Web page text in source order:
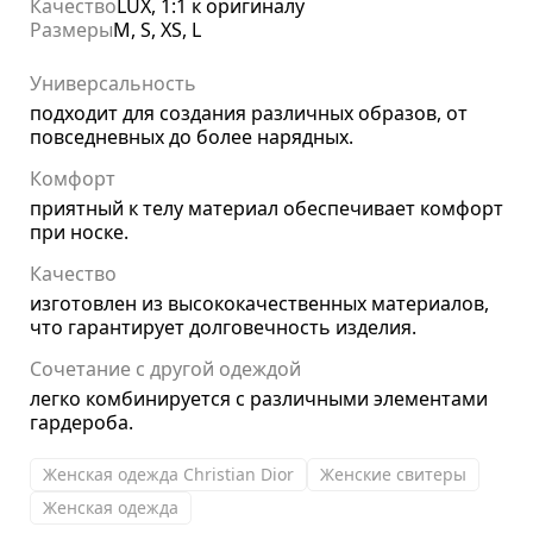
КачествоLUX, 1:1 к оригиналу
РазмерыM, S, XS, L
Универсальность
подходит для создания различных образов, от
повседневных до более нарядных.
Комфорт
приятный к телу материал обеспечивает комфорт
при носке.
Качество
изготовлен из высококачественных материалов,
что гарантирует долговечность изделия.
Сочетание с другой одеждой
легко комбинируется с различными элементами
гардероба.
Женская одежда Christian Dior
Женские свитеры
Женская одежда